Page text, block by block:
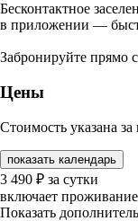
Бесконтактное
в приложении —
Забронируйте прямо
Цены
Стоимость указана
показать календарь
3 490 ₽ за сутки
включает
Показать